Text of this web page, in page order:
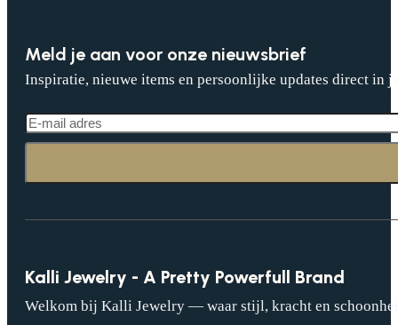
Meld je aan voor onze nieuwsbrief
Inspiratie, nieuwe items en persoonlijke updates direct in
Kalli Jewelry - A Pretty Powerfull Brand
Welkom bij Kalli Jewelry — waar stijl, kracht en